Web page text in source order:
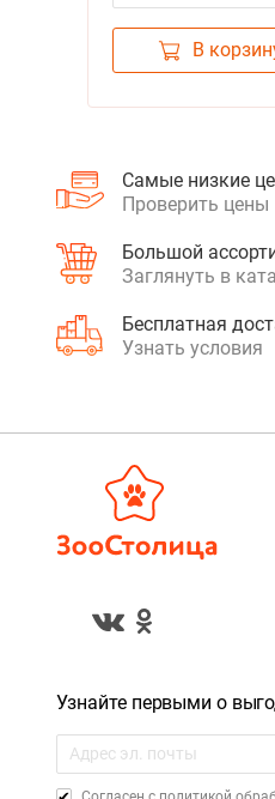
В
Самые низкие
Проверить цены
Большой
Заглянуть в
Бесплатная
Узнать условия
Узнайте первыми о